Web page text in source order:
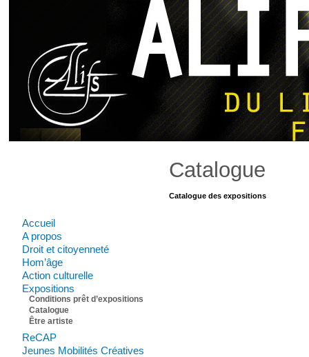
Accueil
A propos
Droit et citoyenneté
Hom’âge
Action culturelle
Expositions
Conditions prêt d’expositions
Catalogue
Être artiste
ReCAP
Jeunes Mobilités Créatives
Catalogue
Catalogue des expositions